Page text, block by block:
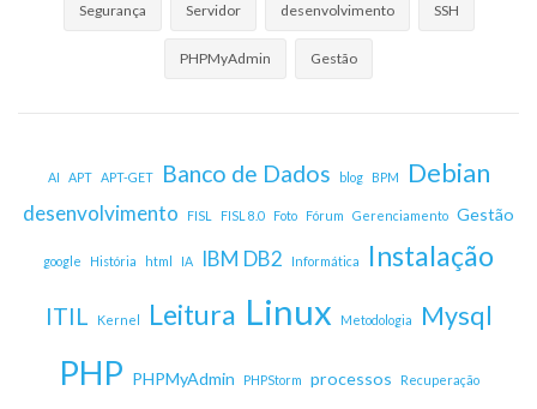
Segurança Servidor desenvolvimento SSH
PHPMyAdmin Gestão
AI APT APT-GET Banco de Dados blog BPM Debian
desenvolvimento FISL FISL 8.0 Foto Fórum Gerenciamento Gestão
google História html IA IBM DB2 Informática Instalação
ITIL Kernel Leitura Linux Metodologia Mysql
PHP PHPMyAdmin PHPStorm processos Recuperação